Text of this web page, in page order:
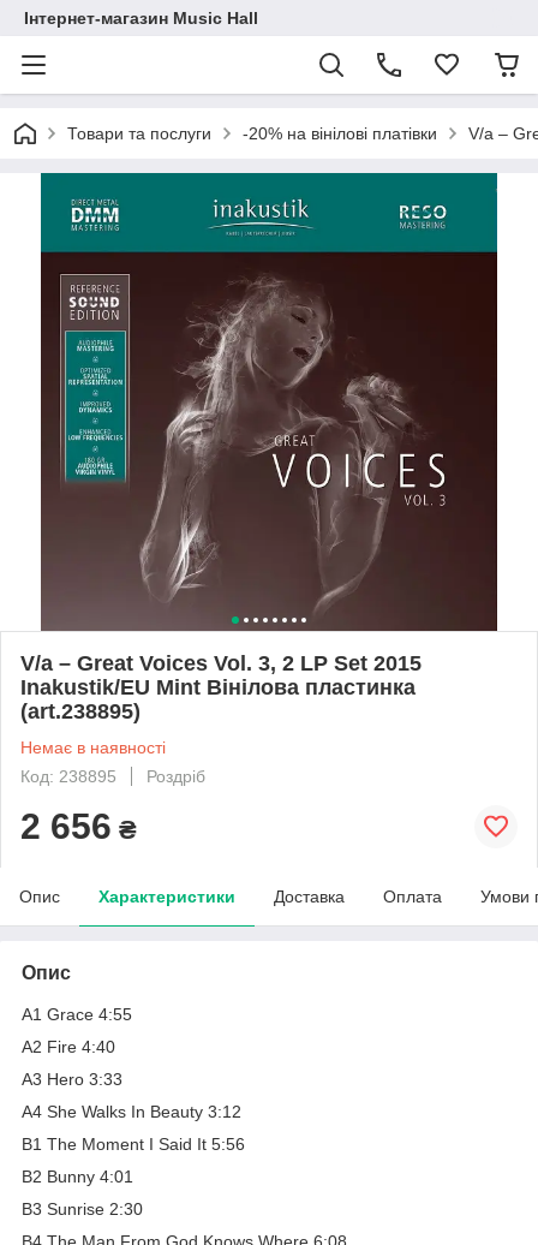
Інтернет-магазин Music Hall
Товари та послуги -20% на вінілові платівки V/a –
V/a – Great Voices Vol. 3, 2 LP Set 2015
Inakustik/EU Mint Вінілова пластинка
(art.238895)
Немає в наявності
Код: 238895
Роздріб
2 656 ₴
Опис Характеристики Доставка Оплата Умови
Опис
A1 Grace 4:55
A2 Fire 4:40
A3 Hero 3:33
A4 She Walks In Beauty 3:12
B1 The Moment I Said It 5:56
B2 Bunny 4:01
B3 Sunrise 2:30
B4 The Man From God Knows Where 6:08